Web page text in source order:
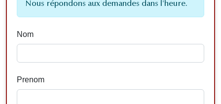
Nous répondons aux demandes dans l'heure.
Nom
Prenom